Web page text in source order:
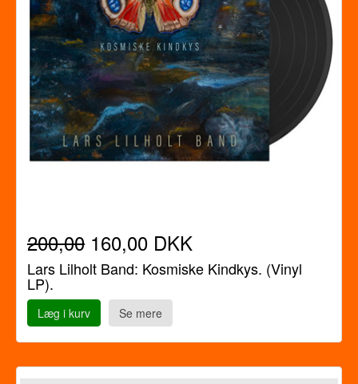
200,00 160,00 DKK
Lars Lilholt Band: Kosmiske Kindkys. (Vinyl
LP).
Læg i kurv Se mere